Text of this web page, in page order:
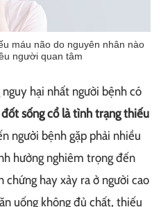
máu não do nguyên nhân nào
người quan tâm
hại nhất người bệnh có
sống cổ là tình trạng thiếu
người bệnh gặp phải nhiều
hưởng nghiêm trọng đến
chứng hay xảy ra ở người cao
uống không đủ chất, thiếu